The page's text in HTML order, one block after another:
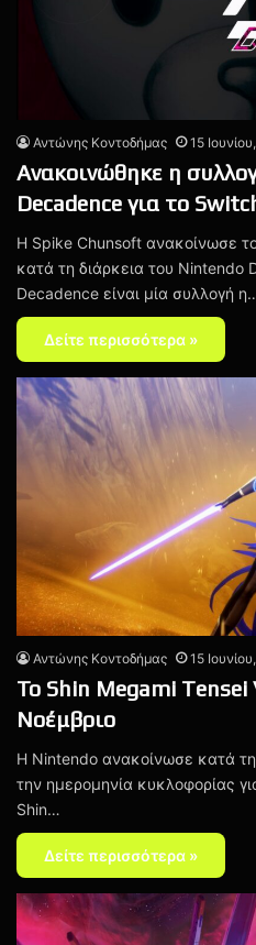
Αντώνης Κοντοδήμας 15
Ανακοινώθηκε η
Decadence για το
H Spike Chunsoft ανακοίνωσε
κατά τη διάρκεια του Nintendo
Decadence είναι μία συλλογή
Δείτε περισσότερα »
Αντώνης Κοντοδήμας 15
Το Shin Megami Tensei
Νοέμβριο
Η Nintendo ανακοίνωσε κατά
την ημερομηνία κυκλοφορίας
Shin…
Δείτε περισσότερα »